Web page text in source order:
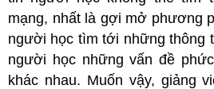
mạng, nhất là gợi mở phương
người học tìm tới những thông
người học những vấn đề
khác nhau. Muốn vậy, giảng